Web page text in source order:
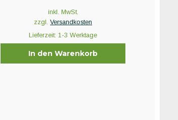
inkl. MwSt.
zzgl.Versandkosten
Lieferzeit:1-3 Werktage
In den Warenkorb